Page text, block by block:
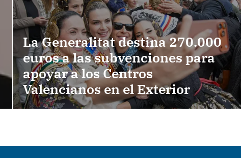
La Generalitat destina 270.000
euros a las subvenciones para
apoyar a los Centros
Valencianos en el Exterior